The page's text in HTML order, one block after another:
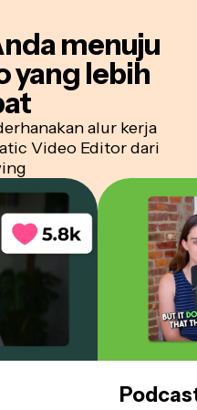
menuju
yang lebih
alur kerja
Video Editor dari